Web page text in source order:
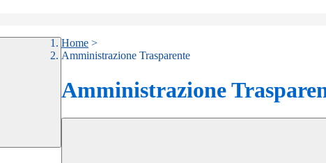
Home >
Amministrazione Trasparente
Amministrazione